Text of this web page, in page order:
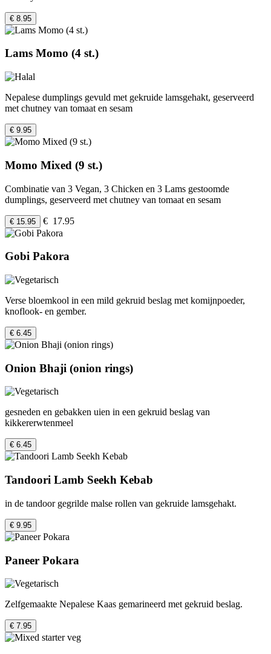
€ 8.95
Lams Momo (4 st.)
Nepalese dumplings gevuld met gekruide lamsgehakt, geserveerd
met chutney van tomaat en sesam
€ 9.95
Momo Mixed (9 st.)
Combinatie van 3 Vegan, 3 Chicken en 3 Lams gestoomde
dumplings, geserveerd met chutney van tomaat en sesam
€ 15.95 € 17.95
Gobi Pakora
Verse bloemkool in een mild gekruid beslag met komijnpoeder,
knoflook- en gember.
€ 6.45
Onion Bhaji (onion rings)
gesneden en gebakken uien in een gekruid beslag van
kikkererwtenmeel
€ 6.45
Tandoori Lamb Seekh Kebab
in de tandoor gegrilde malse rollen van gekruide lamsgehakt.
€ 9.95
Paneer Pokara
Zelfgemaakte Nepalese Kaas gemarineerd met gekruid beslag.
€ 7.95